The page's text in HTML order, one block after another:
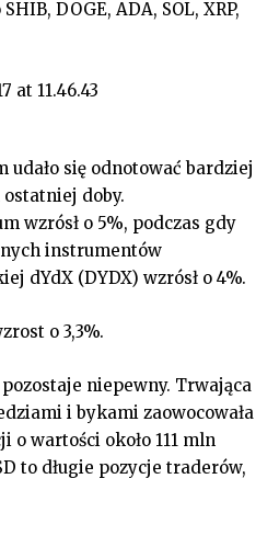
DOGE, ADA, SOL, XRP,
udało się odnotować bardziej
doby.
wzrósł o 5%, podczas gdy
instrumentów
dYdX (DYDX) wzrósł o 4%.
o 3,3%.
niepewny. Trwająca
i bykami zaowocowała
wartości około 111 mln
to długie pozycje traderów,